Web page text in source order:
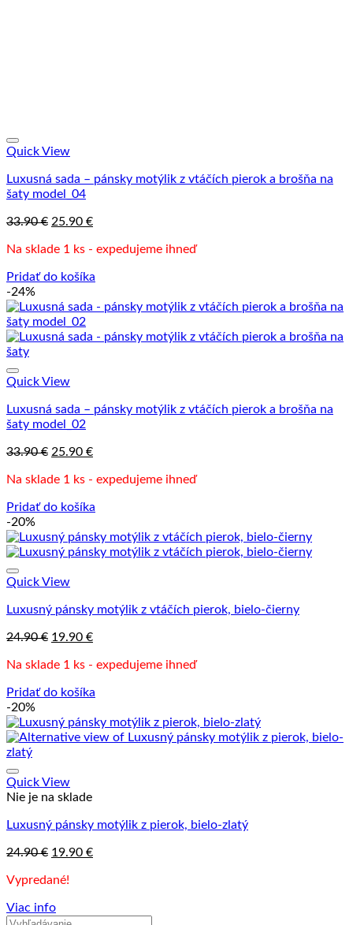
Quick View
Luxusná sada – pánsky motýlik z vtáčích pierok a brošňa na
šaty model_04
33.90€ Pôvodná
bola:
25.90 €Aktuálna
je:
Na sklade 1 ks - expedujeme ihneď
Pridať do košíka
-24%
Quick View
Luxusná sada – pánsky motýlik z vtáčích pierok a brošňa na
šaty model_02
33.90€ Pôvodná
bola:
25.90 €Aktuálna
je:
Na sklade 1 ks - expedujeme ihneď
Pridať do košíka
-20%
Quick View
Luxusný pánsky motýlik z vtáčích pierok, bielo-čierny
24.90€ Pôvodná
bola:
19.90 €Aktuálna
je:
Na sklade 1 ks - expedujeme ihneď
Pridať do košíka
-20%
Quick View
Nie je na sklade
Luxusný pánsky motýlik z pierok, bielo-zlatý
24.90€ Pôvodná
bola:
19.90 €Aktuálna
Vypredané!
Viac info